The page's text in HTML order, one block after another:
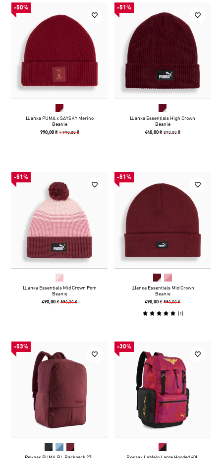
-50%
Шапка PUMA x SAYSKY Merino
Beanie
990,00 ₴ 1 990,00 ₴
-51%
Шапка Essentials High Crown
Beanie
440,00 ₴890,00 ₴
-51%
Шапка Essentials Mid Crown Pom
Beanie
490,00 ₴990,00 ₴
-51%
Шапка Essentials Mid Crown
Beanie
490,00 ₴990,00 ₴
(1)
-53% -30%